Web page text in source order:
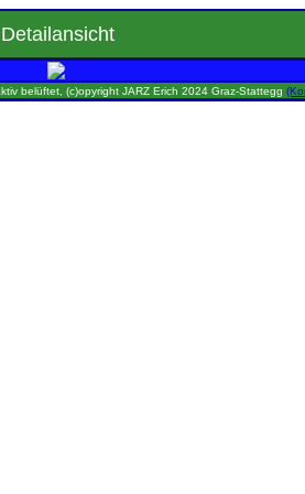
Detailansicht
belüftet, (c)opyright JARZ Erich 2024 Graz-Stattegg